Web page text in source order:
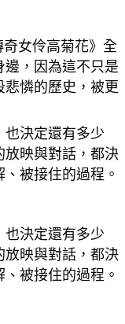
女伶高菊花》全
，因為這不只是
憐的歷史，被更
決定還有多少
映與對話，都決
被接住的過程。
決定還有多少
映與對話，都決
被接住的過程。